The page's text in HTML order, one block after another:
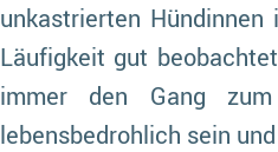
unkastrierten
Läufigkeit gut
immer den Gang
lebensbedrohlich sein